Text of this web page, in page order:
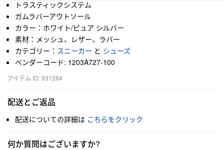
トラスティックシステム
ガムラバーアウトソール
カラー：ホワイト/ピュア シルバー
素材：メッシュ、レザー、ラバー
カテゴリー： スニーカー と シューズ
ベンダーコード: 1203A727-100
アイテム ID: 931284
配送とご返品
配送についての詳細は こちらをクリック
何か質問はございますか?